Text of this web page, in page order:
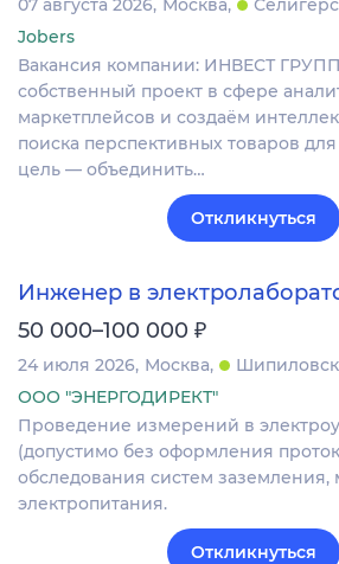
07 августа 2026 Москва
Jobers
Вакансия компании: ИНВЕСТ
собственный проект в сфере
маркетплейсов и создаём
поиска перспективных товаров
цель — объединить…
Откликнуться
Инженер в
50 000–100 000 ₽
24 июля 2026 Москва
ООО "ЭНЕРГОДИРЕКТ"
Проведение измерений в
(допустимо без оформления
обследования систем
электропитания.
Откликнуться